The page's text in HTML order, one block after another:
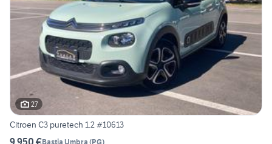
27
Citroen C3 puretech 1.2 #10613
Bastia Umbra (PG)